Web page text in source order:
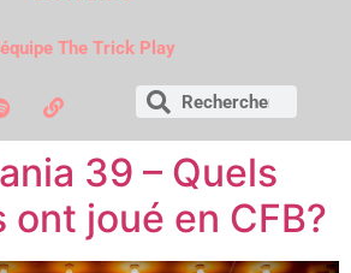
The Trick Play
39 – Quels
joué en CFB?